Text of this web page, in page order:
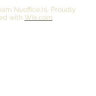
Nuoffice.nl . Proudly
with Wix.com